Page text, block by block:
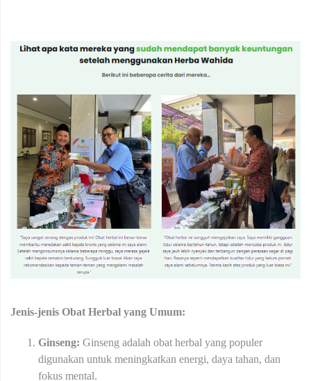
Jenis-jenis Obat Herbal yang Umum:
Ginseng: Ginseng adalah obat herbal yang populer
digunakan untuk meningkatkan energi, daya tahan, dan
fokus mental.